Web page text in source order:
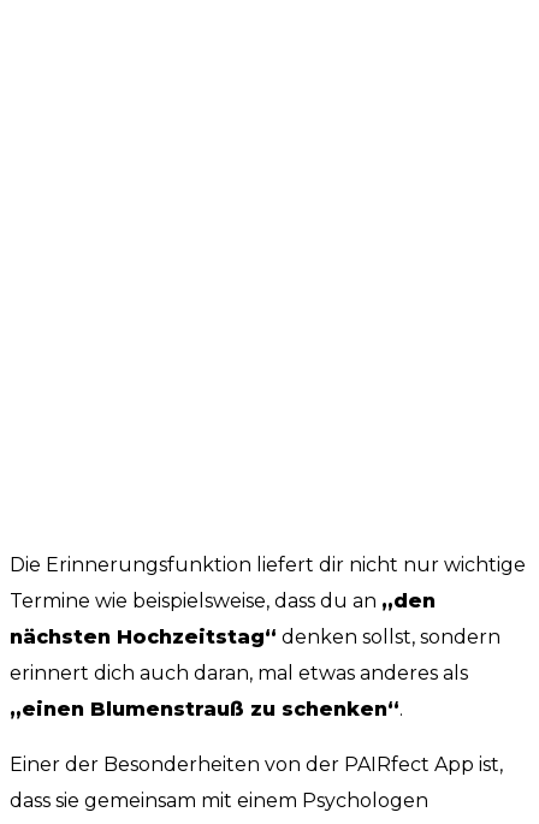
Die Erinnerungsfunktion liefert dir nicht nur wichtige
Termine wie beispielsweise, dass du an „den
nächsten Hochzeitstag“ denken sollst, sondern
erinnert dich auch daran, mal etwas anderes als
„einen Blumenstrauß zu schenken“.
Einer der Besonderheiten von der PAIRfect App ist,
dass sie gemeinsam mit einem Psychologen